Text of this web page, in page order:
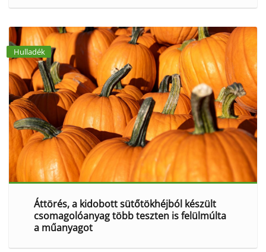
Hulladék
Áttörés, a kidobott sütőtökhéjból készült
csomagolóanyag több teszten is felülmúlta
a műanyagot